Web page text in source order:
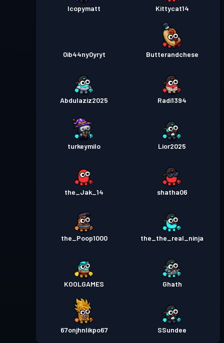
Icopymatt Kittycat14
0ib44ny0yryt Butterandchese
Abdulaziz2025 Radi1394
turkeymilo Lior2025
the_Jak_14 shatha06
the_Poop1000 the_the_real_ninja
KOOLGAMES Ghath
67onjhnlikpo67 SSundee